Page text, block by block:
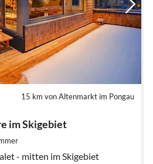
15 km von Altenmarkt im Pongau
im Skigebiet
- mitten im Skigebiet